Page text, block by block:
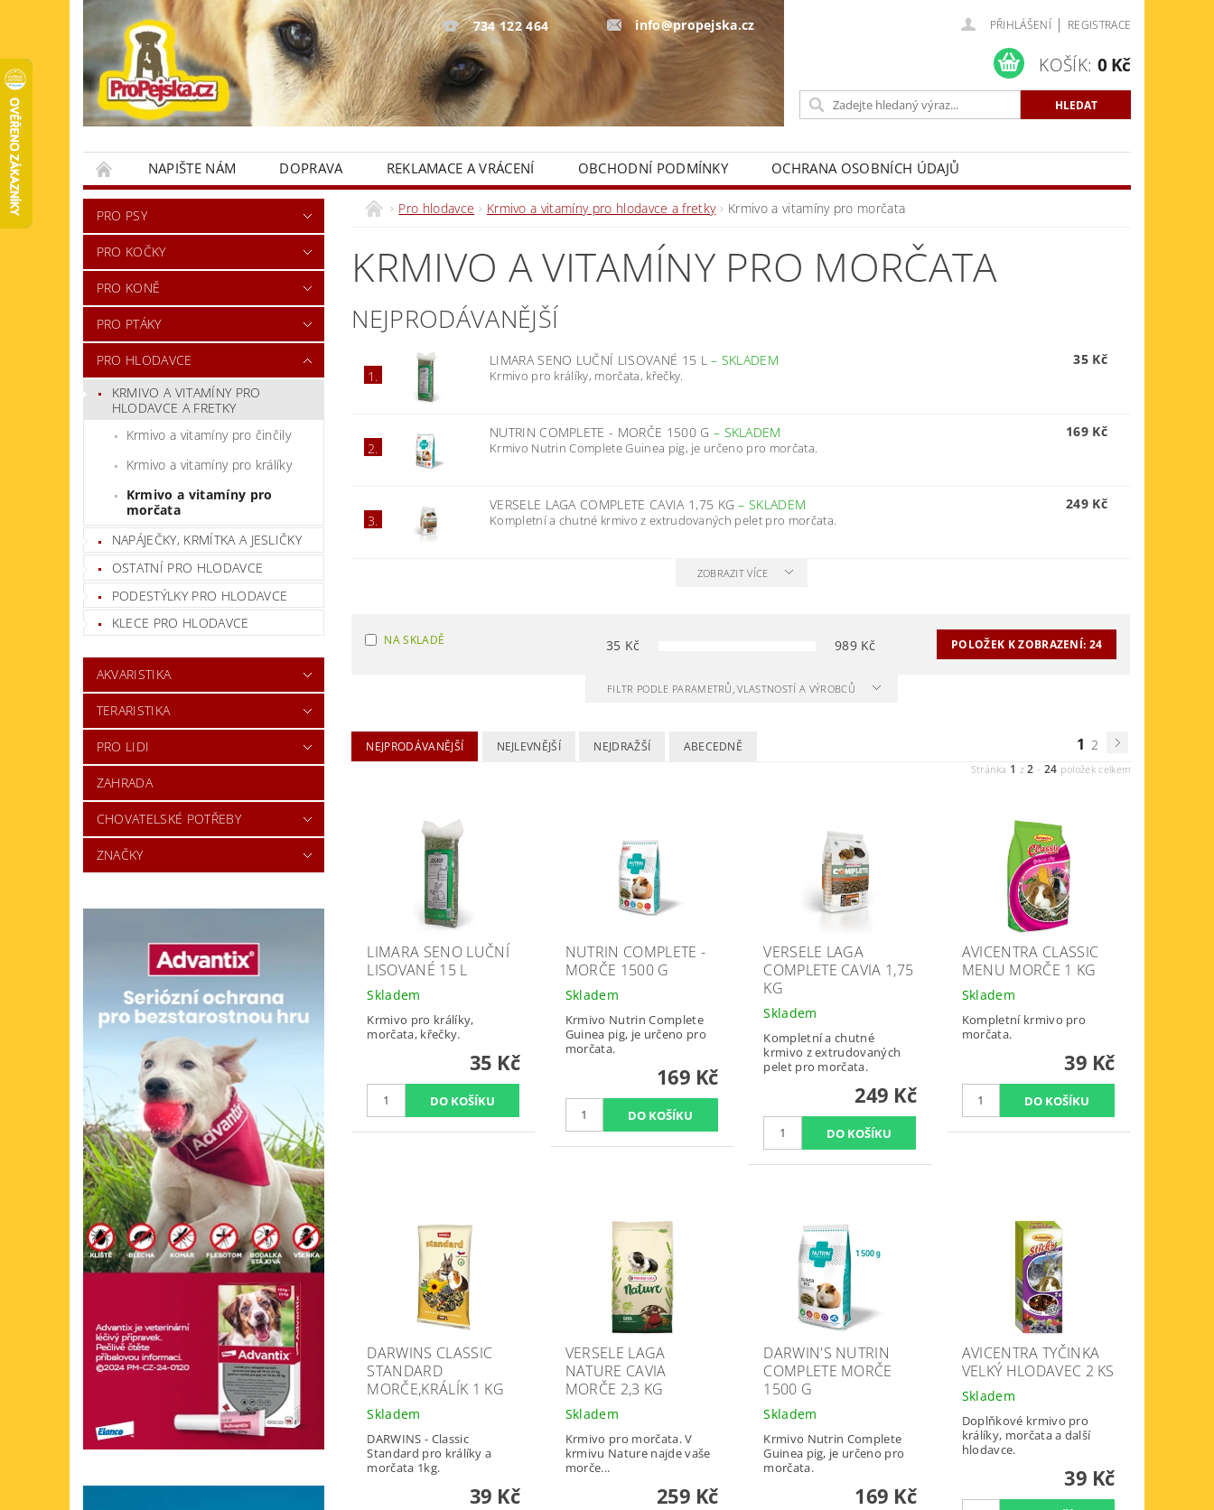
734 122 464 info@propejska.cz PŘIHLÁŠENÍ | REGISTRACE
KOŠÍK: 0 Kč
NAPIŠTE NÁM DOPRAVA REKLAMACE A VRÁCENÍ OBCHODNÍ PODMÍNKY
OCHRANA OSOBNÍCH ÚDAJŮ
KONTAKTY
PRO PSY
PRO KOČKY
PRO KONĚ
PRO PTÁKY
PRO HLODAVCE
KRMIVO A VITAMÍNY PRO
HLODAVCE A FRETKY
Krmivo a vitamíny pro činčily
Krmivo a vitamíny pro králíky
Krmivo a vitamíny pro
morčata
NAPÁJEČKY, KRMÍTKA A JESLIČKY
OSTATNÍ PRO HLODAVCE
PODESTÝLKY PRO HLODAVCE
KLECE PRO HLODAVCE
AKVARISTIKA
TERARISTIKA
PRO LIDI
ZAHRADA
CHOVATELSKÉ POTŘEBY
ZNAČKY
Pro hlodavce Krmivo a vitamíny pro hlodavce a fretky Krmivo a vitamíny pro morčata
KRMIVO A VITAMÍNY PRO MORČATA
NEJPRODÁVANĚJŠÍ
1.
LIMARA SENO LUČNÍ LISOVANÉ 15 L– SKLADEM
Krmivo pro králíky, morčata, křečky.
35 Kč
2.
NUTRIN COMPLETE - MORČE 1500 G – SKLADEM
Krmivo Nutrin Complete Guinea pig, je určeno pro morčata.
169 Kč
3.
VERSELE LAGA COMPLETE CAVIA 1,75 KG–SKLADEM
Kompletní a chutné krmivo z extrudovaných pelet pro morčata.
249 Kč
ZOBRAZIT VÍCE
NA SKLADĚ 35 Kč 989Kč POLOŽEK K ZOBRAZENÍ: 24
FILTR PODLE PARAMETRŮ, VLASTNOSTÍ A VÝROBCŮ
NEJPRODÁVANĚJŠÍ NEJLEVNĚJŠÍ NEJDRAŽŠÍ ABECEDNĚ 1 2
Stránka 1 z2 - 24 položek celkem
LIMARA SENO LUČNÍ
LISOVANÉ 15 L
Skladem
Krmivo pro králíky,
morčata, křečky.
35 Kč
NUTRIN COMPLETE -
MORČE 1500 G
Skladem
Krmivo Nutrin Complete
Guinea pig, je určeno pro
morčata.
169 Kč
VERSELE LAGA
COMPLETE CAVIA 1,75
KG
Skladem
Kompletní a chutné
krmivo z extrudovaných
pelet pro morčata.
249 Kč
AVICENTRA CLASSIC
MENU MORČE 1 KG
Skladem
Kompletní krmivo pro
morčata.
39 Kč
DARWINS CLASSIC
STANDARD
MORČE,KRÁLÍK 1 KG
Skladem
DARWINS - Classic
Standard pro králíky a
morčata 1kg.
39 Kč
VERSELE LAGA
NATURE CAVIA
MORČE 2,3 KG
Skladem
Krmivo pro morčata. V
krmivu Nature najde vaše
morče...
259 Kč
DARWIN'S NUTRIN
COMPLETE MORČE
1500 G
Skladem
Krmivo Nutrin Complete
Guinea pig, je určeno pro
morčata.
169 Kč
AVICENTRA TYČINKA
VELKÝ HLODAVEC 2 KS
Skladem
Doplňkové krmivo pro
králíky, morčata a další
hlodavce.
39 Kč